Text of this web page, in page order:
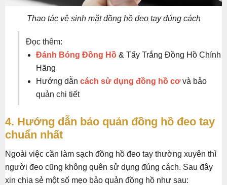
Thao tác vệ sinh mặt đồng hồ đeo tay đúng cách
Đọc thêm:
Đánh Bóng Đồng Hồ & Tẩy Trắng Đồng Hồ Chính
Hãng
Hướng dẫn cách sử dụng đồng hồ cơvà bảo
quản chi tiết
4. Hướng dẫn bảo quản đồng hồ đeo tay
chuẩn nhất
Ngoài việc cần làm sạch đồng hồ đeo tay thường xuyên thì
người đeo cũng không quên sử dụng đúng cách. Sau đây
xin chia sẻ một số mẹo bảo quản đồng hồ như sau: